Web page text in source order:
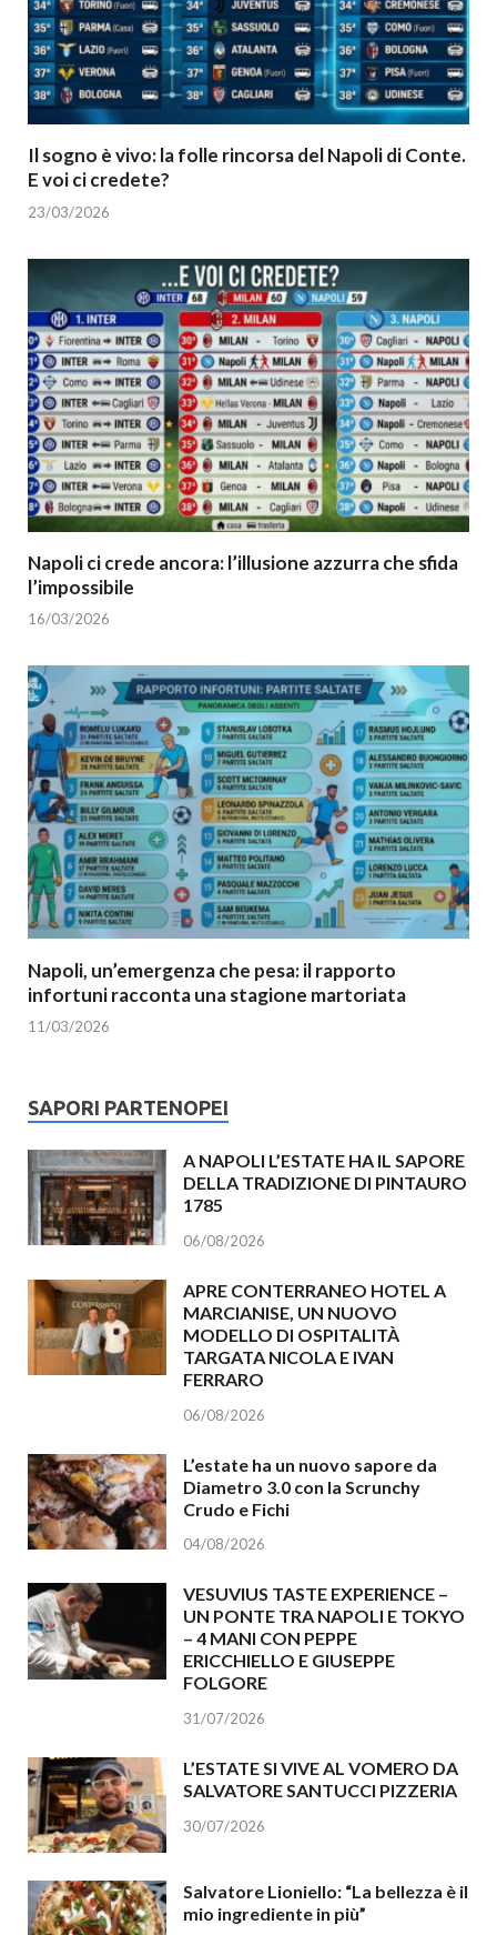
Il sogno è vivo: la folle rincorsa del Napoli di Conte.
E voi ci credete?
23/03/2026
Napoli ci crede ancora: l’illusione azzurra che sfida
l’impossibile
16/03/2026
Napoli, un’emergenza che pesa: il rapporto
infortuni racconta una stagione martoriata
11/03/2026
SAPORI PARTENOPEI
A NAPOLI L’ESTATE HA IL SAPORE
DELLA TRADIZIONE DI PINTAURO
1785
06/08/2026
APRE CONTERRANEO HOTEL A
MARCIANISE, UN NUOVO
MODELLO DI OSPITALITÀ
TARGATA NICOLA E IVAN
FERRARO
06/08/2026
L’estate ha un nuovo sapore da
Diametro 3.0 con la Scrunchy
Crudo e Fichi
04/08/2026
VESUVIUS TASTE EXPERIENCE –
UN PONTE TRA NAPOLI E TOKYO
– 4 MANI CON PEPPE
ERICCHIELLO E GIUSEPPE
FOLGORE
31/07/2026
L’ESTATE SI VIVE AL VOMERO DA
SALVATORE SANTUCCI PIZZERIA
30/07/2026
Salvatore Lioniello: “La bellezza è il
mio ingrediente in più”